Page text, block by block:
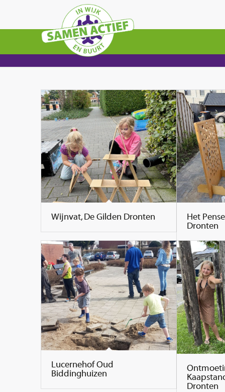
Wijnvat, De Gilden Dronten
Het
Dronten
Lucernehof Oud
Biddinghuizen
Dronten